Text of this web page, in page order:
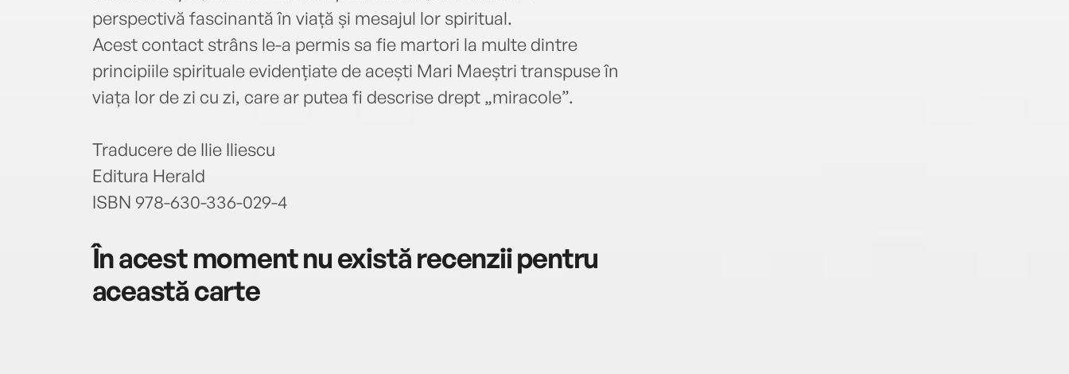
perspectivă fascinantă în viață și mesajul lor spiritual.
Acest contact strâns le-a permis sa fie martori la multe dintre
principiile spirituale evidențiate de acești Mari Maeștri transpuse în
viața lor de zi cu zi, care ar putea fi descrise drept „miracole”.
Traducere de Ilie Iliescu
Editura Herald
ISBN 978-630-336-029-4
În acest moment nu există recenzii pentru
această carte